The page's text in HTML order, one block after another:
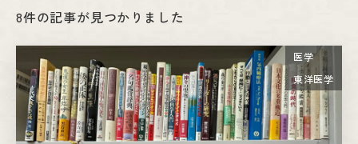
8件の記事が見つかりました
医学
東洋医学